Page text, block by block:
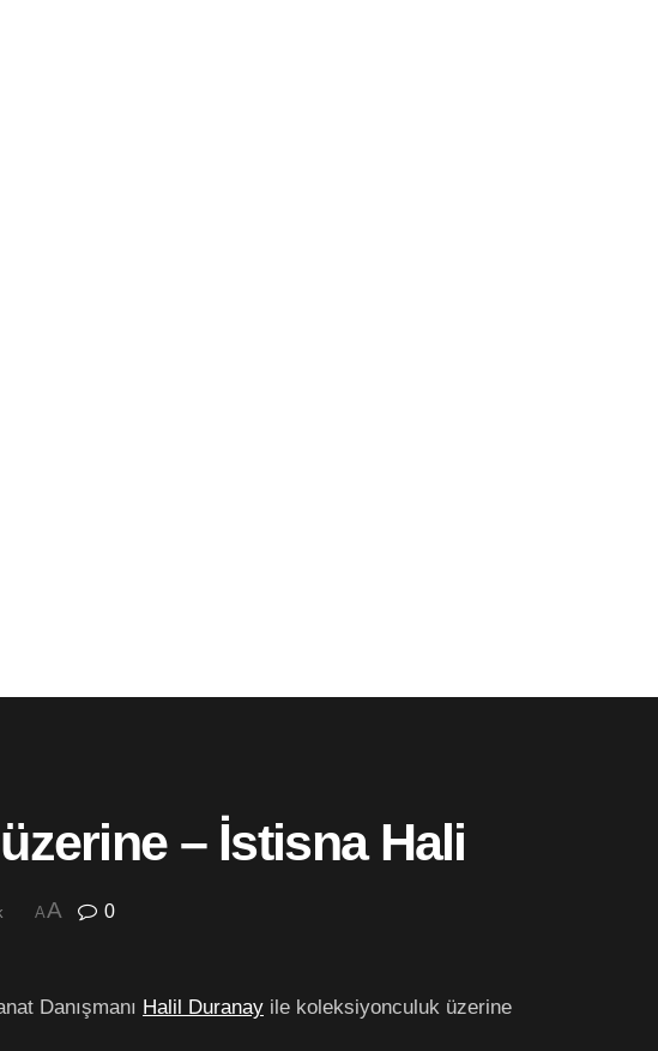
– İstisna Hali
AA 0
Danışmanı Halil Duranay ile koleksiyonculuk üzerine